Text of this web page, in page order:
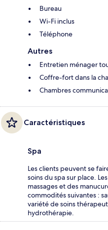
Bureau
Wi-Fi inclus
Téléphone
Autres
Entretien ménager
Coffre-fort dans la
Chambres
Caractéristiques
Spa
Les clients peuvent se
soins du spa sur place.
massages et des
commodités suivantes :
variété de soins
hydrothérapie.